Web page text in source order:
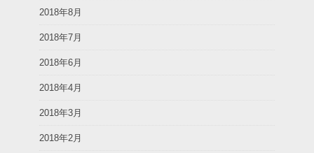
2018年8月
2018年7月
2018年6月
2018年4月
2018年3月
2018年2月